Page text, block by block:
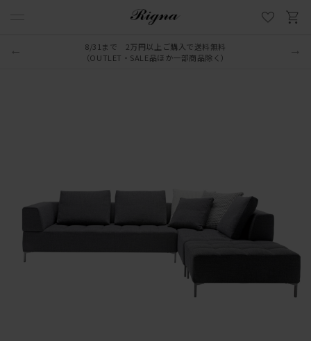
8/31まで 2万円以上ご購入で送料無料
（OUTLET・SALE品ほか一部商品除く）